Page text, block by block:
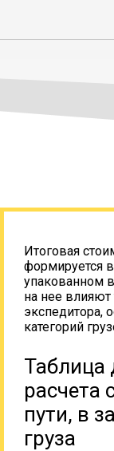
Итоговая
формируется
упакованном
на нее влияют
экспедитора,
категорий
Таблица
расчета
пути, в
груза